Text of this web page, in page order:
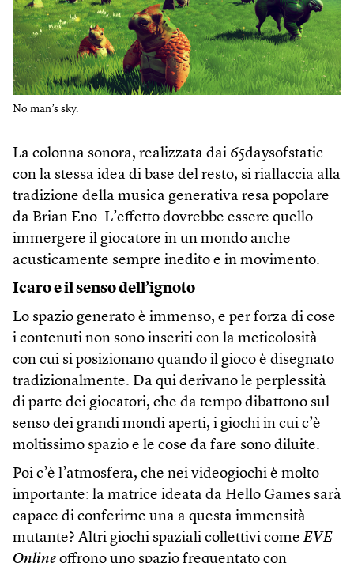
No man’s sky.
La colonna sonora, realizzata dai 65daysofstatic
con la stessa idea di base del resto, si riallaccia alla
tradizione della musica generativa resa popolare
da Brian Eno. L’effetto dovrebbe essere quello
immergere il giocatore in un mondo anche
acusticamente sempre inedito e in movimento.
Icaro e il senso dell’ignoto
Lo spazio generato è immenso, e per forza di cose
i contenuti non sono inseriti con la meticolosità
con cui si posizionano quando il gioco è disegnato
tradizionalmente. Da qui derivano le perplessità
di parte dei giocatori, che da tempo dibattono sul
senso dei grandi mondi aperti, i giochi in cui c’è
moltissimo spazio e le cose da fare sono diluite.
Poi c’è l’atmosfera, che nei videogiochi è molto
importante: la matrice ideata da Hello Games sarà
capace di conferirne una a questa immensità
mutante? Altri giochi spaziali collettivi come EVE
Online offrono uno spazio frequentato con